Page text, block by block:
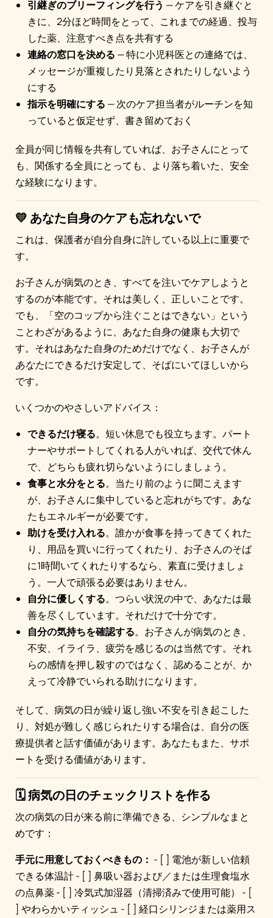
引継ぎのブリーフィングを行う — ケアを引き継ぐと
きに、2分ほど時間をとって、これまでの経過、投与
した薬、注意すべき点を共有する
連絡の窓口を決める — 特に小児科医との連絡では、
メッセージが重複したり見落とされたりしないよう
にする
指示を明確にする — 次のケア担当者がルーチンを知
っていると仮定せず、書き留めておく
全員が同じ情報を共有していれば、お子さんにとって
も、関係する全員にとっても、より落ち着いた、安全
な経験になります。
💛 あなた自身のケアも忘れないで
これは、保護者が自分自身に許している以上に重要で
す。
お子さんが病気のとき、すべてを注いでケアしようと
するのが本能です。それは美しく、正しいことです。
でも、「空のコップから注ぐことはできない」という
ことわざがあるように、あなた自身の健康も大切で
す。それはあなた自身のためだけでなく、お子さんが
あなたにできるだけ安定して、そばにいてほしいから
です。
いくつかのやさしいアドバイス：
できるだけ寝る。短い休息でも役立ちます。パート
ナーやサポートしてくれる人がいれば、交代で休ん
で、どちらも疲れ切らないようにしましょう。
食事と水分をとる。当たり前のように聞こえます
が、お子さんに集中していると忘れがちです。あな
たもエネルギーが必要です。
助けを受け入れる。誰かが食事を持ってきてくれた
り、用品を買いに行ってくれたり、お子さんのそば
に1時間いてくれたりするなら、素直に受けましょ
う。一人で頑張る必要はありません。
自分に優しくする。つらい状況の中で、あなたは最
善を尽くしています。それだけで十分です。
自分の気持ちを確認する。お子さんが病気のとき、
不安、イライラ、疲労を感じるのは当然です。それ
らの感情を押し殺すのではなく、認めることが、か
えって冷静でいられる助けになります。
そして、病気の日が繰り返し強い不安を引き起こした
り、対処が難しく感じられたりする場合は、自分の医
療提供者と話す価値があります。あなたもまた、サポ
ートを受ける価値があります。
🗓️ 病気の日のチェックリストを作る
次の病気の日が来る前に準備できる、シンプルなまと
めです：
手元に用意しておくべきもの： - [ ] 電池が新しい信頼
できる体温計 - [ ] 鼻吸い器および／または生理食塩水
の点鼻薬 - [ ] 冷気式加湿器（清掃済みで使用可能） - [
] やわらかいティッシュ - [ ] 経口シリンジまたは薬用ス